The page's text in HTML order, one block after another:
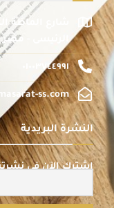
شارع الماظة
الرئيسى - مصر
٠١٠٠٣٧٤٤٩٩١
ss.com
النشرة البريدية
اشترك الآن في